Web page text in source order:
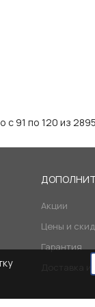
с 91 по 120 из
Акции
Цены и
Гарантия
Доставка